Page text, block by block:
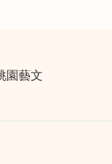
園藝文